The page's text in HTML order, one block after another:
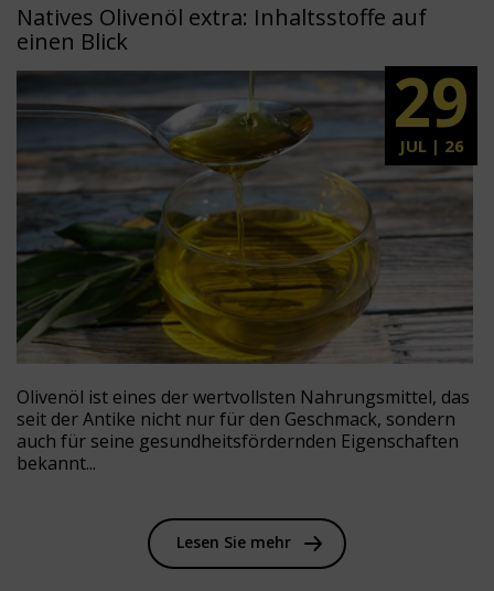
Natives Olivenöl extra: Inhaltsstoffe auf
einen Blick
29
JUL | 26
Olivenöl ist eines der wertvollsten Nahrungsmittel, das
seit der Antike nicht nur für den Geschmack, sondern
auch für seine gesundheitsfördernden Eigenschaften
bekannt...
Lesen Sie mehr